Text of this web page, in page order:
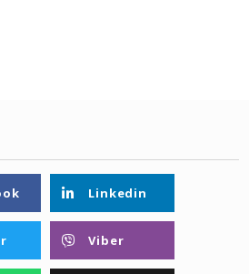
Linkedin
Viber